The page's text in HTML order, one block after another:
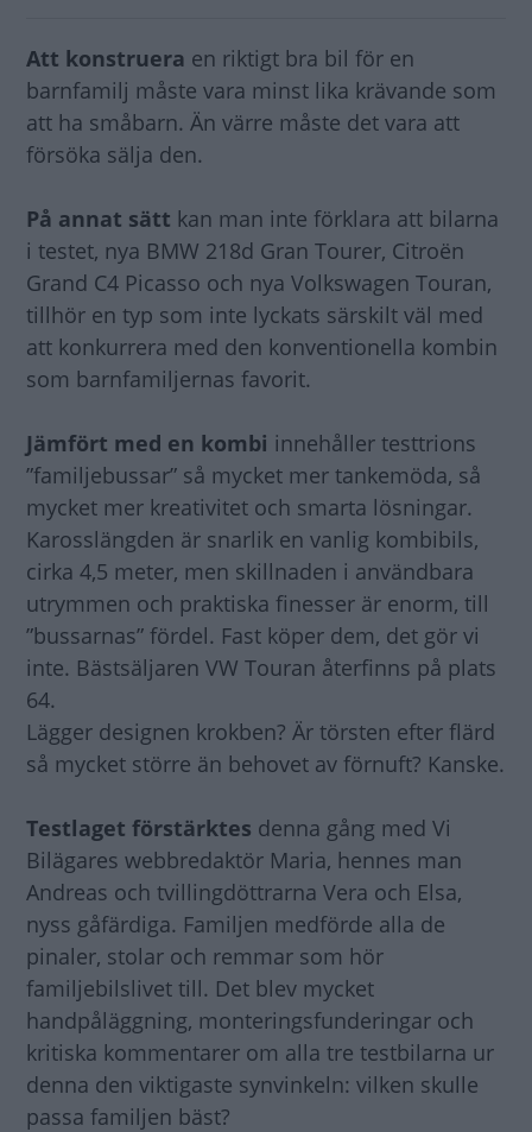
Att konstruera en riktigt bra bil för en
barnfamilj måste vara minst lika krävande som
att ha småbarn. Än värre måste det vara att
försöka sälja den.
På annat sätt kan man inte förklara att bilarna
i testet, nya BMW 218d Gran Tourer, Citroën
Grand C4 Picasso och nya Volkswagen Touran,
tillhör en typ som inte lyckats särskilt väl med
att konkurrera med den konventionella kombin
som barnfamiljernas favorit.
Jämfört med en kombi innehåller testtrions
”familjebussar” så mycket mer tankemöda, så
mycket mer kreativitet och smarta lösningar.
Karosslängden är snarlik en vanlig kombibils,
cirka 4,5 meter, men skillnaden i användbara
utrymmen och praktiska finesser är enorm, till
”bussarnas” fördel. Fast köper dem, det gör vi
inte. Bästsäljaren VW Touran återfinns på plats
64.
Lägger designen krokben? Är törsten efter flärd
så mycket större än behovet av förnuft? Kanske.
Testlaget förstärktes denna gång med Vi
Bilägares webbredaktör Maria, hennes man
Andreas och tvillingdöttrarna Vera och Elsa,
nyss gåfärdiga. Familjen medförde alla de
pinaler, stolar och remmar som hör
familjebilslivet till. Det blev mycket
handpåläggning, monteringsfunderingar och
kritiska kommentarer om alla tre testbilarna ur
denna den viktigaste synvinkeln: vilken skulle
passa familjen bäst?